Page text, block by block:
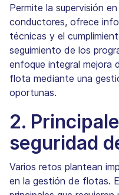
Permite la supervisión
conductores, ofrece
técnicas y el
seguimiento de los
enfoque integral mejora
flota mediante una
oportunas.
2.
seguridad
Varios retos plantean
en la gestión de flotas.